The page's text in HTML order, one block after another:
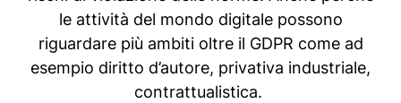
le attività del mondo digitale possono
riguardare più ambiti oltre il GDPR come ad
esempio diritto d’autore, privativa industriale,
contrattualistica.